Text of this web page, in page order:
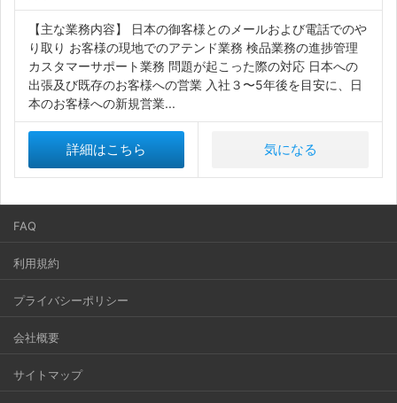
【主な業務内容】 日本の御客様とのメールおよび電話でのや
り取り お客様の現地でのアテンド業務 検品業務の進捗管理
カスタマーサポート業務 問題が起こった際の対応 日本への
出張及び既存のお客様への営業 入社３〜5年後を目安に、日
本のお客様への新規営業...
詳細はこちら 気になる
FAQ
利用規約
プライバシーポリシー
会社概要
サイトマップ